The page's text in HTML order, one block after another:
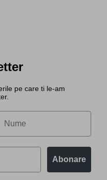
pe care ti le-am
Abonare